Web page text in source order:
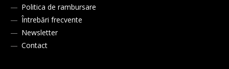
Politica de rambursare
Întrebări frecvente
Newsletter
Contact